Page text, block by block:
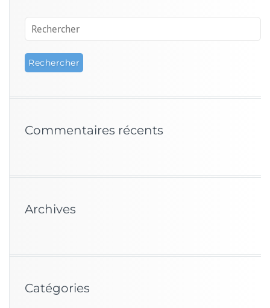
Commentaires récents
Archives
Catégories